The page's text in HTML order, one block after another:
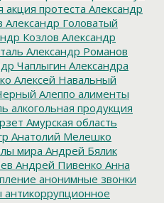
акция протеста Александр
Александр Головатый
Козлов Александр
Александр Романов
Чаплыгин Александра
Алексей Навальный
Алеппо алименты
алкогольная продукция
Амурская область
Анатолий Мелешко
мира Андрей Бялик
Андрей Пивенко Анна
анонимные звонки
антикоррупционное